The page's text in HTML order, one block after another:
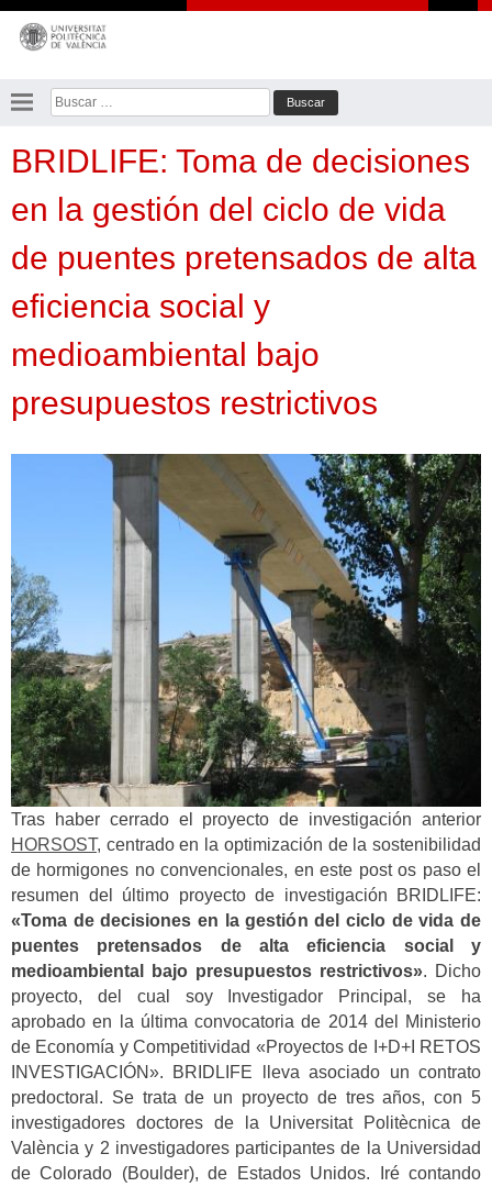
Saltar
contenido
Buscar:
BRIDLIFE: Toma de decisiones
en la gestión del ciclo de vida
de puentes pretensados de alta
eficiencia social y
medioambiental bajo
presupuestos restrictivos
Tras haber cerrado el proyecto de investigación anterior
HORSOST, centrado en la optimización de la sostenibilidad
de hormigones no convencionales, en este post os paso el
resumen del último proyecto de investigación BRIDLIFE:
«Toma de decisiones en la gestión del ciclo de vida de
puentes pretensados de alta eficiencia social y
medioambiental bajo presupuestos restrictivos». Dicho
proyecto, del cual soy Investigador Principal, se ha
aprobado en la última convocatoria de 2014 del Ministerio
de Economía y Competitividad «Proyectos de I+D+I RETOS
INVESTIGACIÓN». BRIDLIFE lleva asociado un contrato
predoctoral. Se trata de un proyecto de tres años, con 5
investigadores doctores de la Universitat Politècnica de
València y 2 investigadores participantes de la Universidad
de Colorado (Boulder), de Estados Unidos. Iré contando